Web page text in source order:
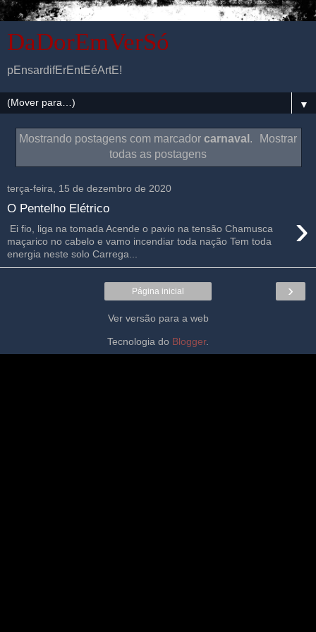
DaDorEmVerSó
pEnsardifErEntEéArtE!
▼
Mostrando postagens com marcador carnaval .
Mostrar
todas as postagens
terça-feira, 15 de dezembro de 2020
O Pentelho Elétrico ›
Ei fio, liga na tomada Acende o pavio na tensão Chamusca
maçarico no cabelo e vamo incendiar toda nação Tem toda
energia neste solo Carrega...
›
Página inicial
Ver versão para a web
Tecnologia do Blogger.